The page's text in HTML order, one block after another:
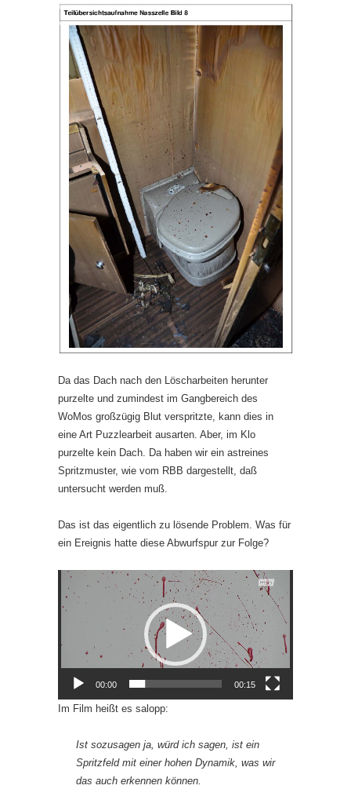
Da das Dach nach den Löscharbeiten herunter
purzelte und zumindest im Gangbereich des
WoMos großzügig Blut verspritzte, kann dies in
eine Art Puzzlearbeit ausarten. Aber, im Klo
purzelte kein Dach. Da haben wir ein astreines
Spritzmuster, wie vom RBB dargestellt, daß
untersucht werden muß.
Das ist das eigentlich zu lösende Problem. Was für
ein Ereignis hatte diese Abwurfspur zur Folge?
Video-
Player
00:00 00:15
Im Film heißt es salopp:
Ist sozusagen ja, würd ich sagen, ist ein
Spritzfeld mit einer hohen Dynamik, was wir
das auch erkennen können.